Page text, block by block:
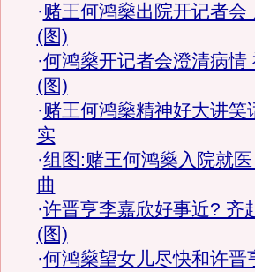
·赌王何鸿燊出院开记者会
(图)
·何鸿燊开记者会澄清病情
(图)
·赌王何鸿燊精神好大讲
实
·组图:赌王何鸿燊入院就
曲
·许晋亨李嘉欣好事近? 齐
(图)
·何鸿燊望女儿尽快和许晋